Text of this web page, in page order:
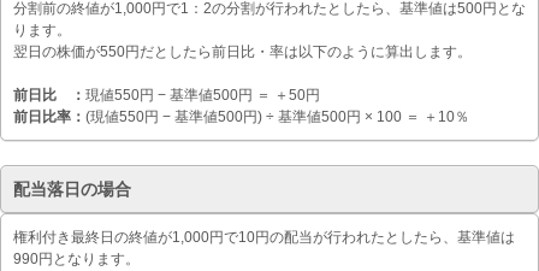
分割前の終値が1,000円で1：2の分割が行われたとしたら、基準値は500円とな
ります。
翌日の株価が550円だとしたら前日比・率は以下のように算出します。
前日比 ： 現値550円 − 基準値500円 ＝ ＋50円
前日比率： (現値550円 − 基準値500円) ÷ 基準値500円 × 100 ＝ ＋10％
配当落日の場合
権利付き最終日の終値が1,000円で10円の配当が行われたとしたら、基準値は
990円となります。